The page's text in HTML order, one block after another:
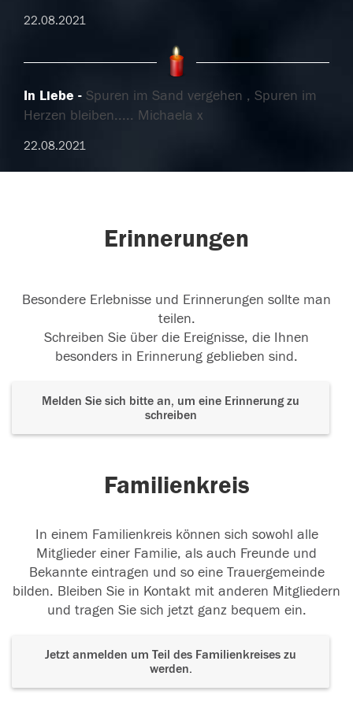
22.08.2021
In Liebe
Spuren im Sand vergehen , Spuren im
Herzen bleiben..... Michaela x
22.08.2021
Erinnerungen
Besondere Erlebnisse und Erinnerungen sollte man
teilen.
Schreiben Sie über die Ereignisse, die Ihnen
besonders in Erinnerung geblieben sind.
Melden Sie sich bitte an, um eine Erinnerung zu
schreiben
Familienkreis
In einem Familienkreis können sich sowohl alle
Mitglieder einer Familie, als auch Freunde und
Bekannte eintragen und so eine Trauergemeinde
bilden. Bleiben Sie in Kontakt mit anderen Mitgliedern
und tragen Sie sich jetzt ganz bequem ein.
Jetzt anmelden um Teil des Familienkreises zu
werden.